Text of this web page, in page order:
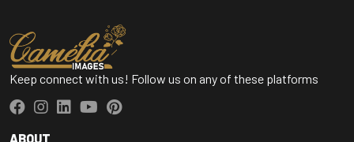
Keep connect with us! Follow us on any of these platforms
ABOUT